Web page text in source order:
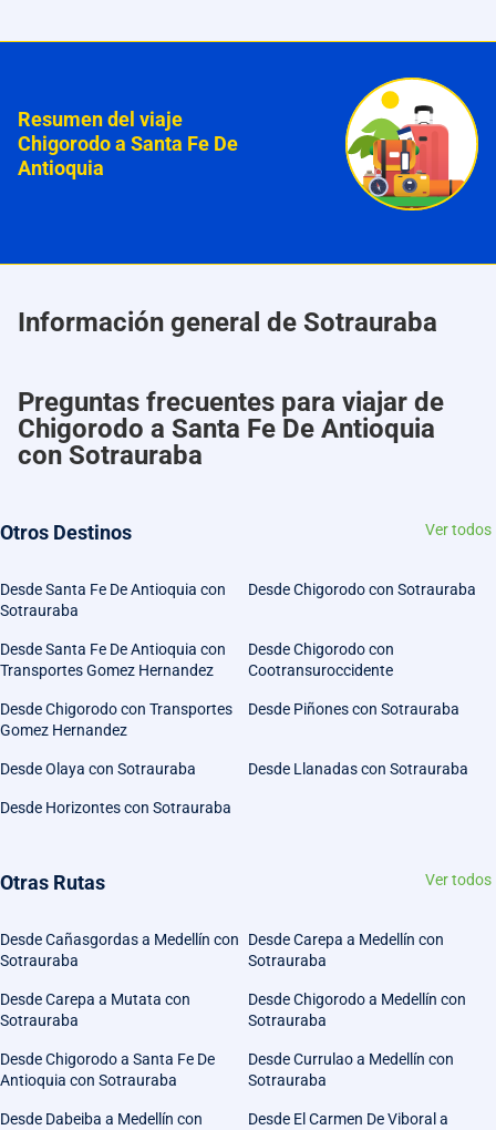
Resumen del viaje
Chigorodo a Santa Fe De
Antioquia
Información general de Sotrauraba
Preguntas frecuentes para viajar de
Chigorodo a Santa Fe De Antioquia
con Sotrauraba
Otros Destinos Ver todos
Desde Santa Fe De Antioquia con
Sotrauraba
Desde Chigorodo con Sotrauraba
Desde Santa Fe De Antioquia con
Transportes Gomez Hernandez
Desde Chigorodo con
Cootransuroccidente
Desde Chigorodo con Transportes
Gomez Hernandez
Desde Piñones con Sotrauraba
Desde Olaya con Sotrauraba Desde Llanadas con Sotrauraba
Desde Horizontes con Sotrauraba
Otras Rutas Ver todos
Desde Cañasgordas a Medellín con
Sotrauraba
Desde Carepa a Medellín con
Sotrauraba
Desde Carepa a Mutata con
Sotrauraba
Desde Chigorodo a Medellín con
Sotrauraba
Desde Chigorodo a Santa Fe De
Antioquia con Sotrauraba
Desde Currulao a Medellín con
Sotrauraba
Desde Dabeiba a Medellín con
Desde El Carmen De Viboral a